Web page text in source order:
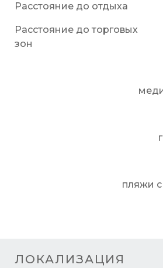
Расстояние до отдыха
Расстояние до торговых
зон
пляжи
ЛОКАЛИЗАЦИЯ